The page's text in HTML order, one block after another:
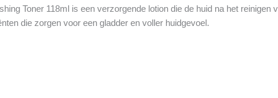
Toner 118ml is een verzorgende lotion die de huid na het
die zorgen voor een gladder en voller huidgevoel.